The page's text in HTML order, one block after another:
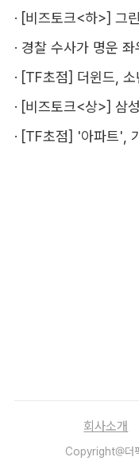
·
·
·
·
· [TF초점] '아파트',
회사소개
Copyright@